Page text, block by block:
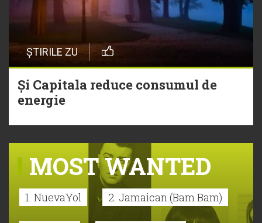
ȘTIRILE ZU
Și Capitala reduce consumul de
energie
MOST WANTED
1. NuevaYol 2. Jamaican (Bam Bam)